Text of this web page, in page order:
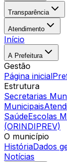
Transparência
Atendimento
Início
A Prefeitura
Gestão
Página inicial
Estrutura
Secretarias
Municipais
SaúdeEscolas
(ORINDIPREV)
O município
HistóriaDados
Notícias